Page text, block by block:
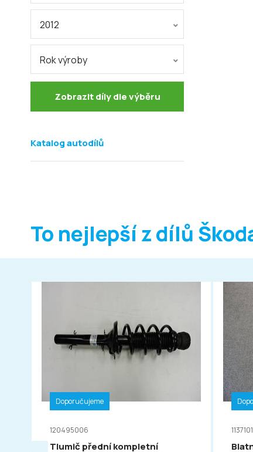
2012
Rok výroby
Zobrazit díly dle výběru
Katalog autodílů
To nejlepší z dílů
Doporučujeme
120495006
Tlumič přední kompletní